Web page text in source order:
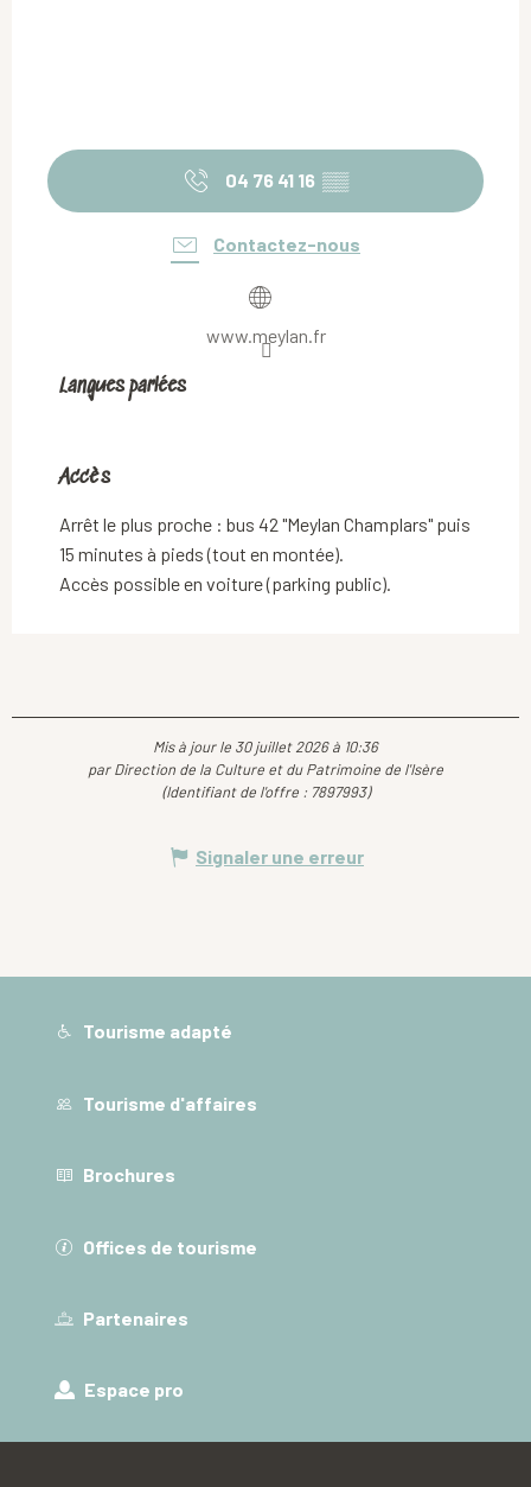
04 76 41 16 ▒▒
Contactez-nous
www.meylan.fr
Langues parlées
Langues parlées
Accès
Accès
Arrêt le plus proche : bus 42 "Meylan Champlars" puis
15 minutes à pieds (tout en montée).
Accès possible en voiture (parking public).
Mis à jour le 30 juillet 2026 à 10:36
par Direction de la Culture et du Patrimoine de l'Isère
(Identifiant de l'offre : 7897993)
Signaler une erreur
Tourisme adapté
Tourisme d'affaires
Brochures
Offices de tourisme
Partenaires
Espace pro